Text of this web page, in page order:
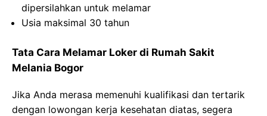
dipersilahkan untuk melamar
Usia maksimal 30 tahun
Tata Cara Melamar Loker di Rumah Sakit
Melania Bogor
Jika Anda merasa memenuhi kualifikasi dan tertarik
dengan lowongan kerja kesehatan diatas, segera